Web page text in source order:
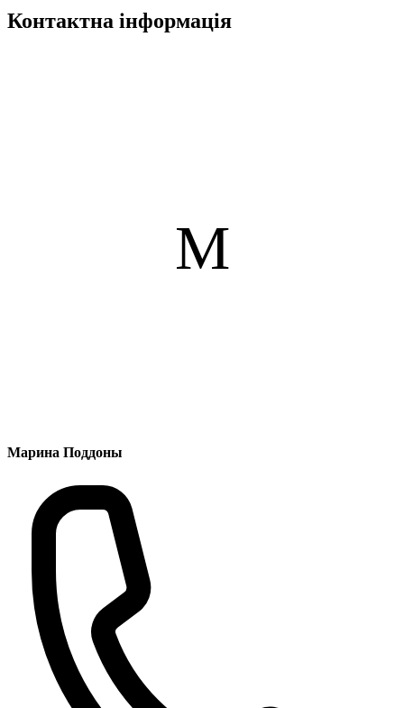
Контактна інформація
М
Марина Поддоны